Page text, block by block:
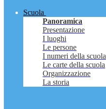
Scuola
Panoramica
Presentazione
I luoghi
Le persone
I numeri della scuola
Le carte della scuola
Organizzazione
La storia